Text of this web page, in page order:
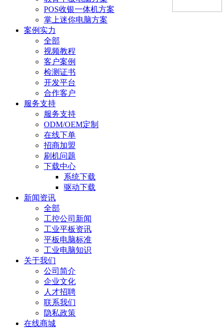
POS收银一体机方案
掌上迷你电脑方案
案例实力
全部
视频教程
客户案例
检测证书
开发平台
合作客户
服务支持
服务支持
ODM/OEM定制
在线下单
招商加盟
刷机问题
下载中心
系统下载
驱动下载
新闻资讯
全部
工控公司新闻
工业平板资讯
平板电脑标准
工业电脑知识
关于我们
公司简介
企业文化
人才招聘
联系我们
隐私政策
在线商城